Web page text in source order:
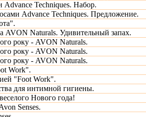
Advance Techniques. Набор.
Advance Techniques. Предложение.
AVON Naturals. Удивительный запах.
року - AVON Naturals.
року - AVON Naturals.
року - AVON Naturals.
Work".
"Foot Work".
для интимной гигиены.
Нового года!
Senses.